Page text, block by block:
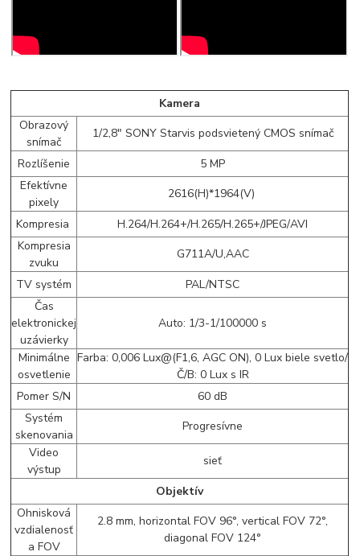
Kamera
Obrazový
snímač
1/2,8" SONY Starvis podsvietený CMOS snímač
Rozlíšenie
5 MP
Efektívne
pixely
2616(H)*1964(V)
Kompresia
H.264/H.264+/H.265/H.265+/JPEG/AVI
Kompresia
zvuku
G711A/U,AAC
TV systém
PAL/NTSC
Čas
elektronickej
uzávierky
Auto: 1/3-1/100000 s
Minimálne
osvetlenie
Farba: 0,006 Lux@(F1,6, AGC ON), 0 Lux biele svetlo/
Č/B: 0 Lux s IR
Pomer S/N
60 dB
Systém
skenovania
Progresívne
Video
výstup
sieť
Objektív
Ohnisková
vzdialenosť
a FOV
2.8 mm, horizontal FOV 96°, vertical FOV 72°,
diagonal FOV 124°